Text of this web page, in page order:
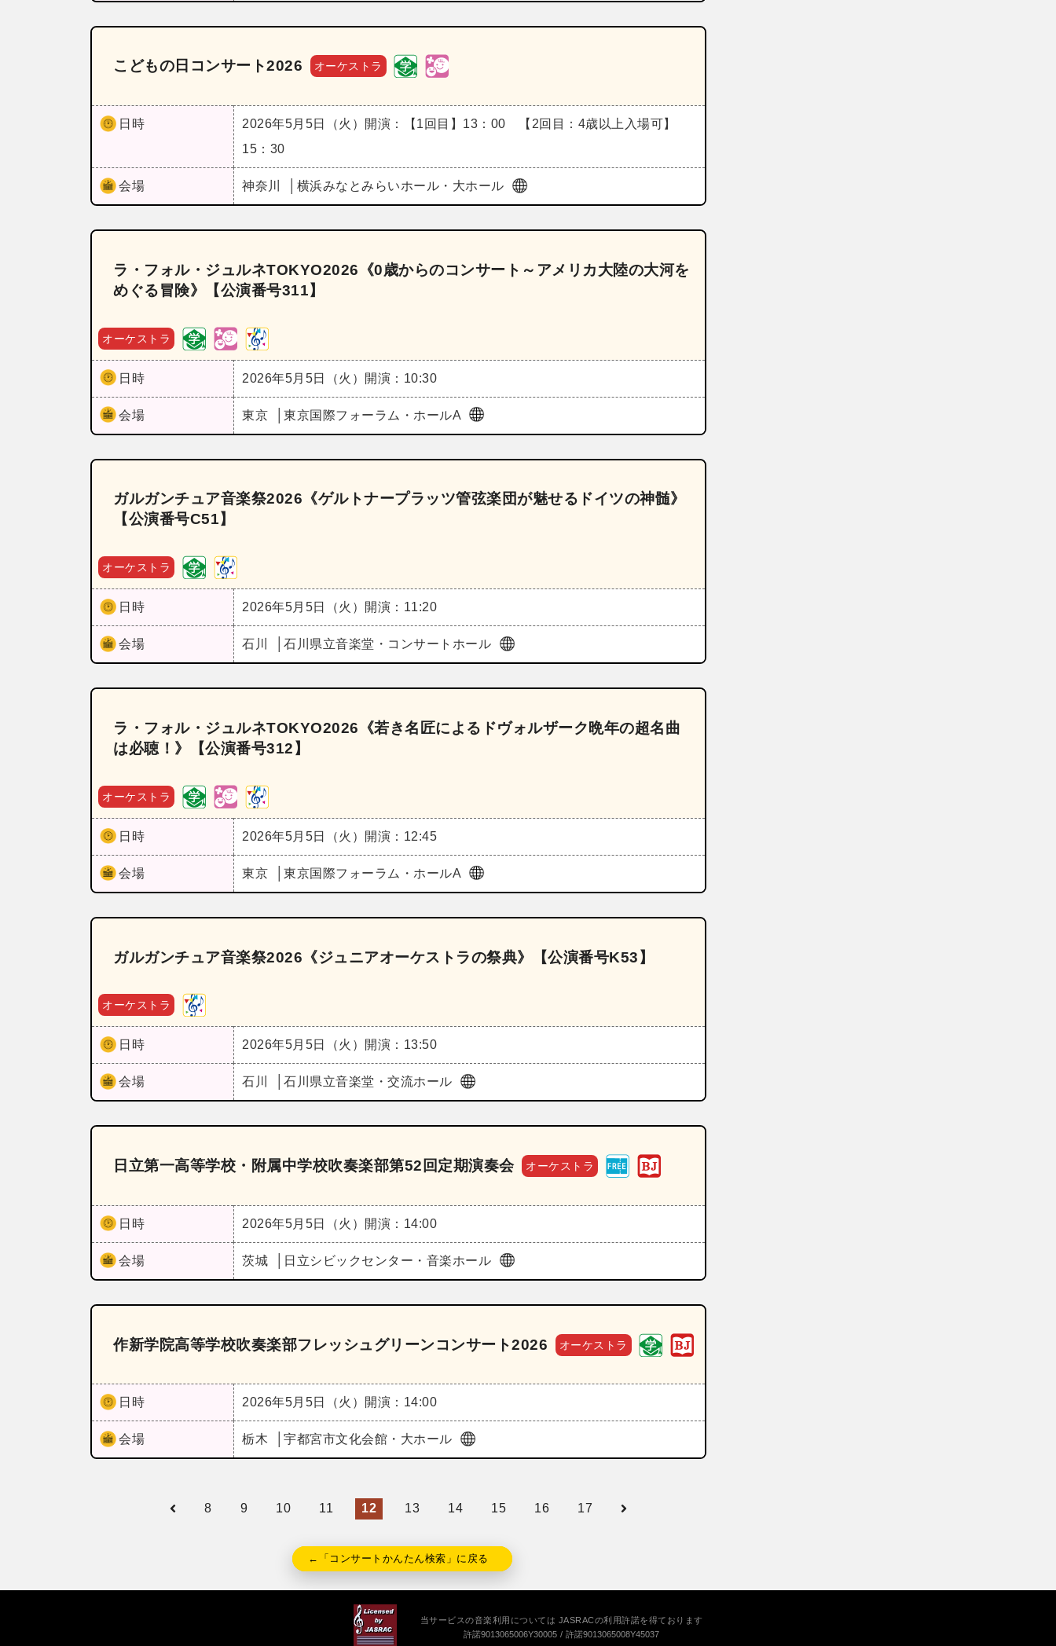
こどもの日コンサート2026 オーケストラ
日時 2026年5月5日（火）
開演：【1回目】13：00 【2回目：4歳以上入場可】
15：30
会場 神奈川 横浜みなとみらいホール・大ホール
ラ・フォル・ジュルネTOKYO2026《0歳からのコンサート～アメリカ大陸の大河を
めぐる冒険》【公演番号311】
オーケストラ
日時 2026年5月5日（火） 開演：10:30
会場 東京 東京国際フォーラム・ホールA
ガルガンチュア音楽祭2026《ゲルトナープラッツ管弦楽団が魅せるドイツの神髄》
【公演番号C51】
オーケストラ
日時 2026年5月5日（火） 開演：11:20
会場 石川 石川県立音楽堂・コンサートホール
ラ・フォル・ジュルネTOKYO2026《若き名匠によるドヴォルザーク晩年の超名曲
は必聴！》【公演番号312】
オーケストラ
日時 2026年5月5日（火） 開演：12:45
会場 東京 東京国際フォーラム・ホールA
ガルガンチュア音楽祭2026《ジュニアオーケストラの祭典》【公演番号K53】
オーケストラ
日時 2026年5月5日（火） 開演：13:50
会場 石川 石川県立音楽堂・交流ホール
日立第一高等学校・附属中学校吹奏楽部第52回定期演奏会 オーケストラ
日時 2026年5月5日（火） 開演：14:00
会場 茨城 日立シビックセンター・音楽ホール
作新学院高等学校吹奏楽部フレッシュグリーンコンサート2026 オーケストラ
日時 2026年5月5日（火） 開演：14:00
会場 栃木 宇都宮市文化会館・大ホール
8 9 10 11 12 13 14 15 16 17
←「コンサートかんたん検索」に戻る
当サービスの音楽利用については JASRACの利用許諾を得ております
許諾9013065006Y30005
許諾9013065008Y45037